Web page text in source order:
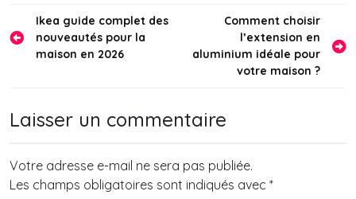
Navigation
de
Ikea guide complet des
nouveautés pour la
maison en 2026
Comment choisir
l’extension en
aluminium idéale pour
votre maison ?
Laisser un commentaire
Votre adresse e-mail ne sera pas publiée.
Les champs obligatoires sont indiqués avec *